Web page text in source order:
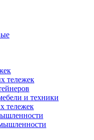
тележек
и техники
тележек